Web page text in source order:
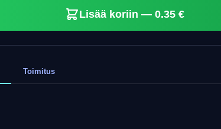
Lisää koriin — 0.35 €
Toimitus